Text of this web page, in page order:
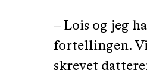
– Lois og jeg
fortellingen. Vi
skrevet